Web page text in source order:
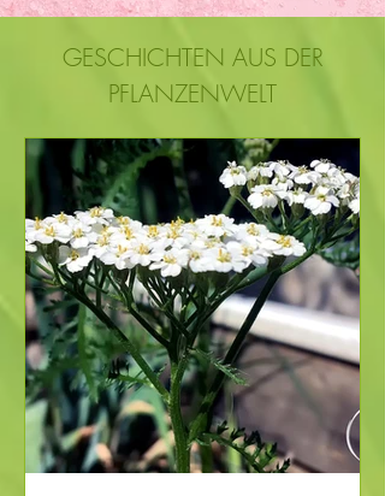
GESCHICHTEN AUS DER
PFLANZENWELT